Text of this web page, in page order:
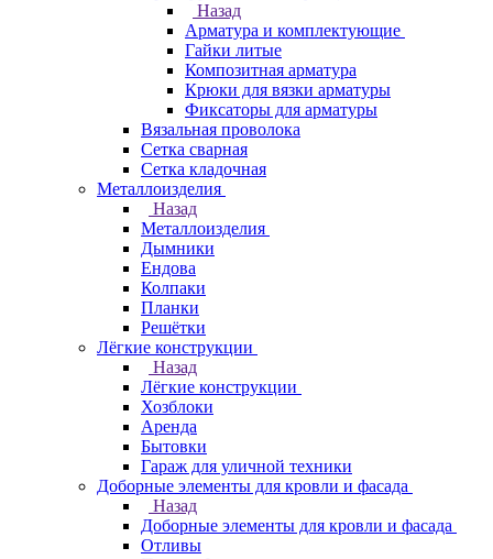
Назад
Арматура и комплектующие
Гайки литые
Композитная арматура
Крюки для вязки арматуры
Фиксаторы для арматуры
Вязальная проволока
Сетка сварная
Сетка кладочная
Металлоизделия
Назад
Металлоизделия
Дымники
Ендова
Колпаки
Планки
Решётки
Лёгкие конструкции
Назад
Лёгкие конструкции
Хозблоки
Аренда
Бытовки
Гараж для уличной техники
Доборные элементы для кровли и фасада
Назад
Доборные элементы для кровли и фасада
Отливы